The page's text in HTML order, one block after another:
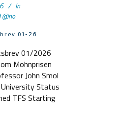
In
@no
01-26
01/2026
Mohnprisen
John Smol
Status
TFS Starting